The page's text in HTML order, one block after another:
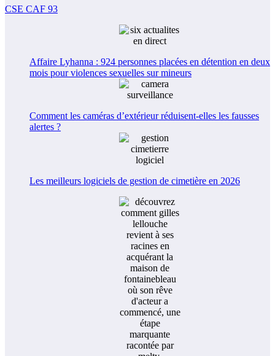
CSE CAF 93
Affaire Lyhanna : 924 personnes placées en détention en deux
mois pour violences sexuelles sur mineurs
Comment les caméras d’extérieur réduisent-elles les fausses
alertes ?
Les meilleurs logiciels de gestion de cimetière en 2026